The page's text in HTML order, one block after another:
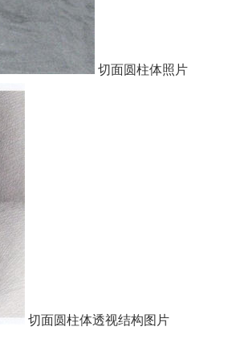
切面圆柱体照片
切面圆柱体透视结构图片